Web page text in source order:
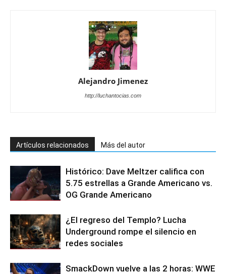
Alejandro Jimenez
http://luchantocias.com
Artículos relacionados Más del autor
Histórico: Dave Meltzer califica con
5.75 estrellas a Grande Americano vs.
OG Grande Americano
¿El regreso del Templo? Lucha
Underground rompe el silencio en
redes sociales
SmackDown vuelve a las 2 horas: WWE